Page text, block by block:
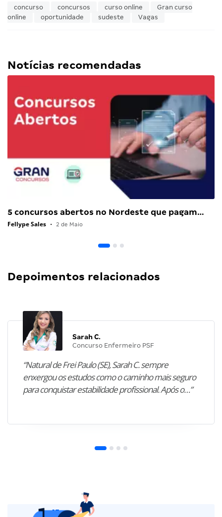
concurso concursos curso online
Gran curso
online
oportunidade sudeste Vagas
Notícias recomendadas
5 concursos abertos no Nordeste que pagam…
Fellype Sales • 2 de Maio
Depoimentos relacionados
Sarah C.
Concurso Enfermeiro PSF
“Natural de Frei Paulo (SE), Sarah C. sempre
enxergou os estudos como o caminho mais seguro
para conquistar estabilidade profissional. Após o…”